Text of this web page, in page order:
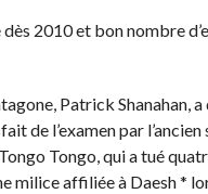
2010 et bon nombre
Patrick Shanahan,
de l’examen par
Tongo, qui a tué
milice affiliée à Daesh *